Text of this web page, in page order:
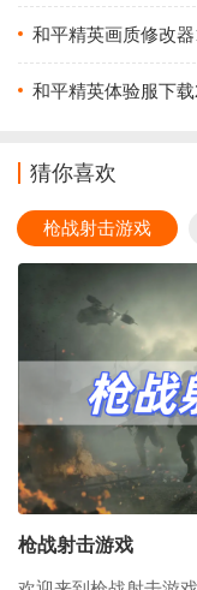
手)v1.0.8.5 最新版
和平精英画质修改
助手)v1.0.8.5 最新版
和平精英体验服下
猜你喜欢
枪战射击游戏
枪战射击游戏